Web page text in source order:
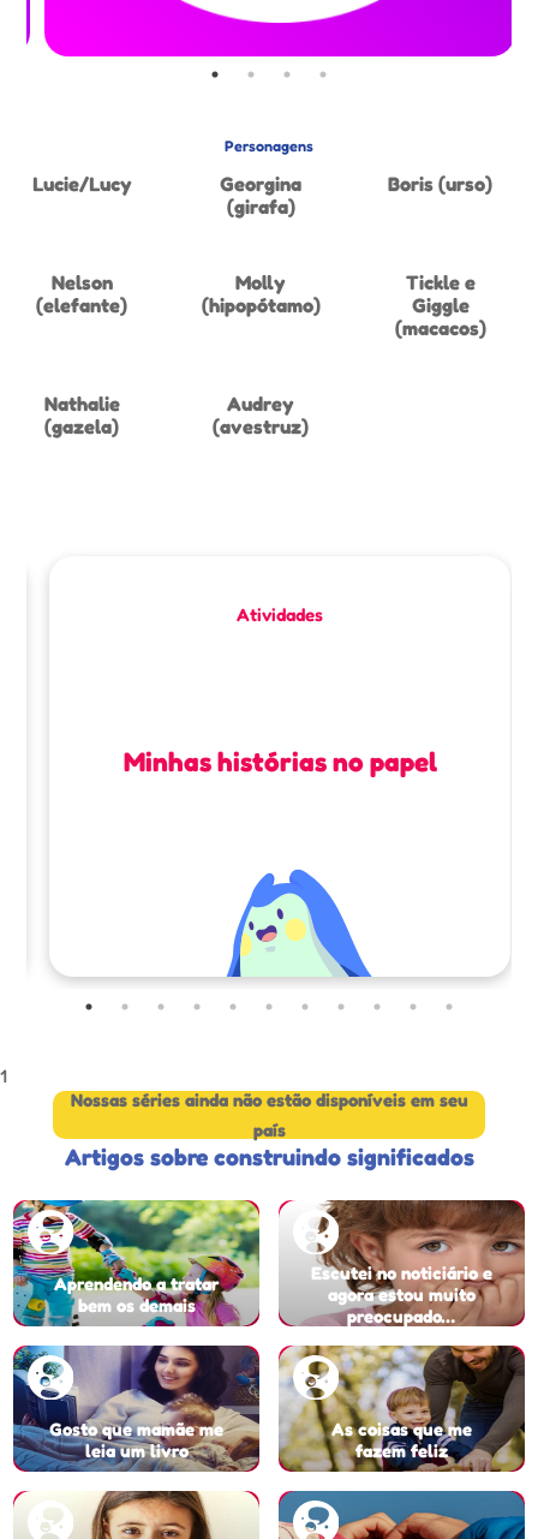
Personagens
Lucie/Lucy
Georgina
(girafa)
Boris (urso)
Nelson
(elefante)
Molly
(hipopótamo)
Tickle e
Giggle
(macacos)
Nathalie
(gazela)
Audrey
(avestruz)
Atividades
Minhas histórias no papel
1
Nossas séries ainda não estão disponíveis em seu
país
Artigos sobre construindo significados
Aprendendo a tratar
bem os demais
Escutei no noticiário e
agora estou muito
preocupado…
Gosto que mamãe me
leia um livro
As coisas que me
fazem feliz